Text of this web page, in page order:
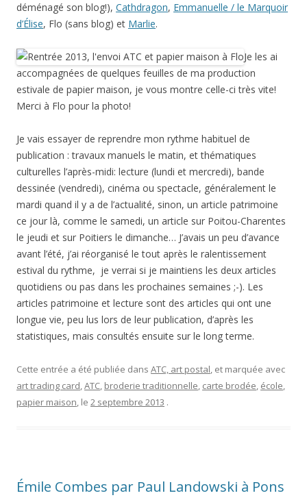
déménagé son blog!), Cathdragon, Emmanuelle / le Marquoir
d’Élise, Flo (sans blog) et Marlie.
Je les ai
accompagnées de quelques feuilles de ma production
estivale de papier maison, je vous montre celle-ci très vite!
Merci à Flo pour la photo!
Je vais essayer de reprendre mon rythme habituel de
publication : travaux manuels le matin, et thématiques
culturelles l’après-midi: lecture (lundi et mercredi), bande
dessinée (vendredi), cinéma ou spectacle, généralement le
mardi quand il y a de l’actualité, sinon, un article patrimoine
ce jour là, comme le samedi, un article sur Poitou-Charentes
le jeudi et sur Poitiers le dimanche… J’avais un peu d’avance
avant l’été, j’ai réorganisé le tout après le ralentissement
estival du rythme, je verrai si je maintiens les deux articles
quotidiens ou pas dans les prochaines semaines ;-). Les
articles patrimoine et lecture sont des articles qui ont une
longue vie, peu lus lors de leur publication, d’après les
statistiques, mais consultés ensuite sur le long terme.
Cette entrée a été publiée dans ATC, art postal, et marquée avec
art trading card,ATC, broderie traditionnelle, carte brodée, école,
papier maison, le 2 septembre 2013 .
Émile Combes par Paul Landowski à Pons